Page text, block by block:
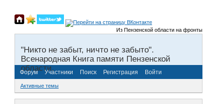
Из Пензенской области на фронты
"Никто не забыт, ничто не забыто".
Всенародная Книга памяти Пензенской
области.
Форум Участники Поиск Регистрация Войти
Активные темы